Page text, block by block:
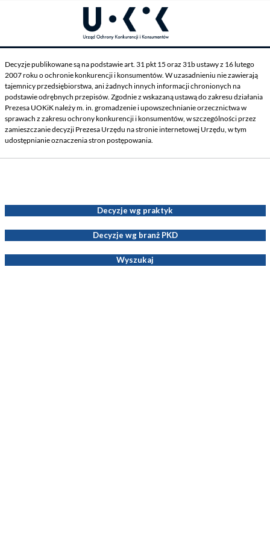
Decyzje publikowane są na podstawie art. 31 pkt 15 oraz 31b ustawy z 16 lutego
2007 roku o ochronie konkurencji i konsumentów. W uzasadnieniu nie zawierają
tajemnicy przedsiębiorstwa, ani żadnych innych informacji chronionych na
podstawie odrębnych przepisów. Zgodnie z wskazaną ustawą do zakresu działania
Prezesa UOKiK należy m. in. gromadzenie i upowszechnianie orzecznictwa w
sprawach z zakresu ochrony konkurencji i konsumentów, w szczególności przez
zamieszczanie decyzji Prezesa Urzędu na stronie internetowej Urzędu, w tym
udostępnianie oznaczenia stron postępowania.
Decyzje wg praktyk
Decyzje wg branż PKD
Wyszukaj